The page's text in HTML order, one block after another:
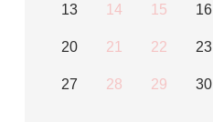
13 14 15 16
20 21 22 23
27 28 29 30